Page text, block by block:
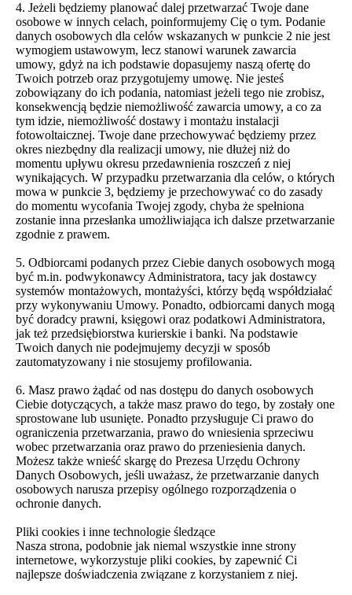
4. Jeżeli będziemy planować dalej przetwarzać Twoje dane
osobowe w innych celach, poinformujemy Cię o tym. Podanie
danych osobowych dla celów wskazanych w punkcie 2 nie jest
wymogiem ustawowym, lecz stanowi warunek zawarcia
umowy, gdyż na ich podstawie dopasujemy naszą ofertę do
Twoich potrzeb oraz przygotujemy umowę. Nie jesteś
zobowiązany do ich podania, natomiast jeżeli tego nie zrobisz,
konsekwencją będzie niemożliwość zawarcia umowy, a co za
tym idzie, niemożliwość dostawy i montażu instalacji
fotowoltaicznej. Twoje dane przechowywać będziemy przez
okres niezbędny dla realizacji umowy, nie dłużej niż do
momentu upływu okresu przedawnienia roszczeń z niej
wynikających. W przypadku przetwarzania dla celów, o których
mowa w punkcie 3, będziemy je przechowywać co do zasady
do momentu wycofania Twojej zgody, chyba że spełniona
zostanie inna przesłanka umożliwiająca ich dalsze przetwarzanie
zgodnie z prawem.
5. Odbiorcami podanych przez Ciebie danych osobowych mogą
być m.in. podwykonawcy Administratora, tacy jak dostawcy
systemów montażowych, montażyści, którzy będą współdziałać
przy wykonywaniu Umowy. Ponadto, odbiorcami danych mogą
być doradcy prawni, księgowi oraz podatkowi Administratora,
jak też przedsiębiorstwa kurierskie i banki. Na podstawie
Twoich danych nie podejmujemy decyzji w sposób
zautomatyzowany i nie stosujemy profilowania.
6. Masz prawo żądać od nas dostępu do danych osobowych
Ciebie dotyczących, a także masz prawo do tego, by zostały one
sprostowane lub usunięte. Ponadto przysługuje Ci prawo do
ograniczenia przetwarzania, prawo do wniesienia sprzeciwu
wobec przetwarzania oraz prawo do przeniesienia danych.
Możesz także wnieść skargę do Prezesa Urzędu Ochrony
Danych Osobowych, jeśli uważasz, że przetwarzanie danych
osobowych narusza przepisy ogólnego rozporządzenia o
ochronie danych.
Pliki cookies i inne technologie śledzące
Nasza strona, podobnie jak niemal wszystkie inne strony
internetowe, wykorzystuje pliki cookies, by zapewnić Ci
najlepsze doświadczenia związane z korzystaniem z niej.